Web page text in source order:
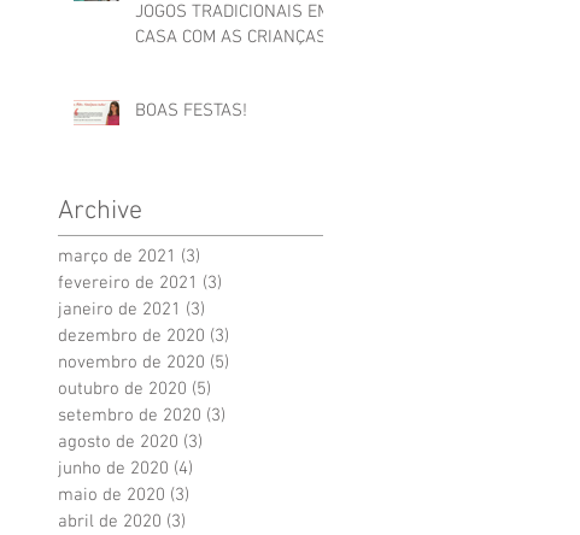
JOGOS TRADICIONAIS EM
CASA COM AS CRIANÇAS
BOAS FESTAS!
Archive
março de 2021 (3)
fevereiro de 2021 (3)
janeiro de 2021 (3)
dezembro de 2020 (3)
novembro de 2020 (5)
outubro de 2020 (5)
setembro de 2020 (3)
agosto de 2020 (3)
junho de 2020 (4)
maio de 2020 (3)
abril de 2020 (3)